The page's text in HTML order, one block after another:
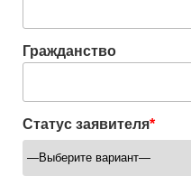
Гражданство
Статус заявителя*